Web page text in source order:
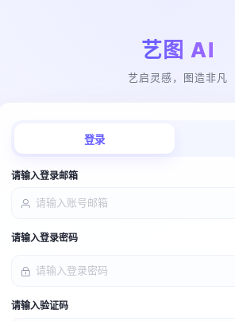
艺图 AI
艺启灵感，图造非凡
登录
请输入登录邮箱
请输入登录密码
请输入验证码